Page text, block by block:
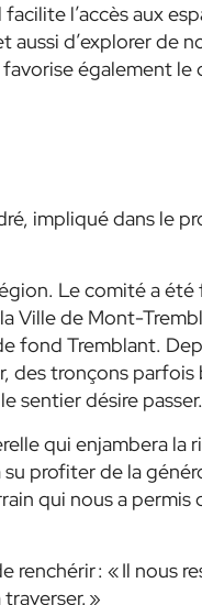
l’accès aux
aussi d’explorer de
également
impliqué dans le
Le comité a été
Ville de Mont-
fond Tremblant.
des tronçons
sentier désire
qui enjambera la
profiter de la
qui nous a permis
renchérir : « Il nous
»